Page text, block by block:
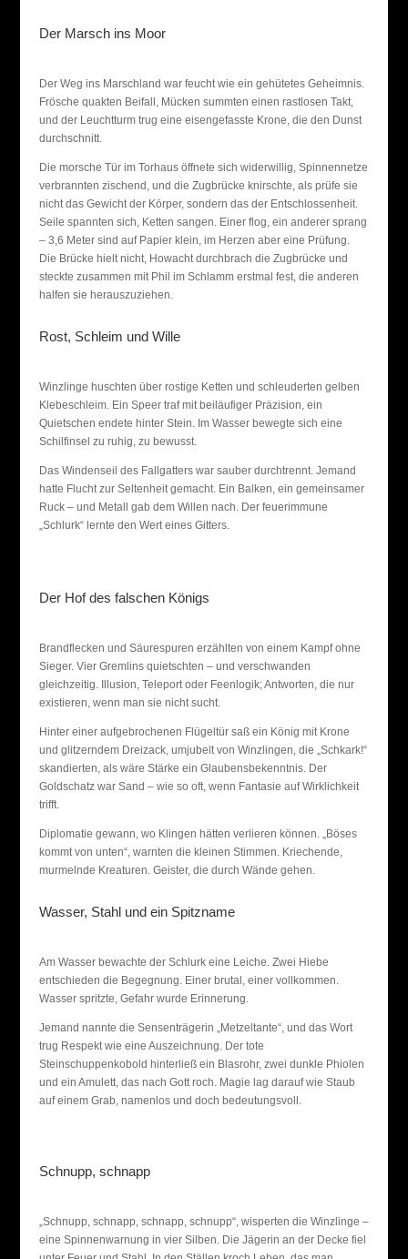
Der Marsch ins Moor
Der Weg ins Marschland war feucht wie ein gehütetes Geheimnis.
Frösche quakten Beifall, Mücken summten einen rastlosen Takt,
und der Leuchtturm trug eine eisengefasste Krone, die den Dunst
durchschnitt.
Die morsche Tür im Torhaus öffnete sich widerwillig, Spinnennetze
verbrannten zischend, und die Zugbrücke knirschte, als prüfe sie
nicht das Gewicht der Körper, sondern das der Entschlossenheit.
Seile spannten sich, Ketten sangen. Einer flog, ein anderer sprang
– 3,6 Meter sind auf Papier klein, im Herzen aber eine Prüfung.
Die Brücke hielt nicht, Howacht durchbrach die Zugbrücke und
steckte zusammen mit Phil im Schlamm erstmal fest, die anderen
halfen sie herauszuziehen.
Rost, Schleim und Wille
Winzlinge huschten über rostige Ketten und schleuderten gelben
Klebeschleim. Ein Speer traf mit beiläufiger Präzision, ein
Quietschen endete hinter Stein. Im Wasser bewegte sich eine
Schilfinsel zu ruhig, zu bewusst.
Das Windenseil des Fallgatters war sauber durchtrennt. Jemand
hatte Flucht zur Seltenheit gemacht. Ein Balken, ein gemeinsamer
Ruck – und Metall gab dem Willen nach. Der feuerimmune
„Schlurk“ lernte den Wert eines Gitters.
Der Hof des falschen Königs
Brandflecken und Säurespuren erzählten von einem Kampf ohne
Sieger. Vier Gremlins quietschten – und verschwanden
gleichzeitig. Illusion, Teleport oder Feenlogik; Antworten, die nur
existieren, wenn man sie nicht sucht.
Hinter einer aufgebrochenen Flügeltür saß ein König mit Krone
und glitzerndem Dreizack, umjubelt von Winzlingen, die „Schkark!“
skandierten, als wäre Stärke ein Glaubensbekenntnis. Der
Goldschatz war Sand – wie so oft, wenn Fantasie auf Wirklichkeit
trifft.
Diplomatie gewann, wo Klingen hätten verlieren können. „Böses
kommt von unten“, warnten die kleinen Stimmen. Kriechende,
murmelnde Kreaturen. Geister, die durch Wände gehen.
Wasser, Stahl und ein Spitzname
Am Wasser bewachte der Schlurk eine Leiche. Zwei Hiebe
entschieden die Begegnung. Einer brutal, einer vollkommen.
Wasser spritzte, Gefahr wurde Erinnerung.
Jemand nannte die Sensenträgerin „Metzeltante“, und das Wort
trug Respekt wie eine Auszeichnung. Der tote
Steinschuppenkobold hinterließ ein Blasrohr, zwei dunkle Phiolen
und ein Amulett, das nach Gott roch. Magie lag darauf wie Staub
auf einem Grab, namenlos und doch bedeutungsvoll.
Schnupp, schnapp
„Schnupp, schnapp, schnapp, schnupp“, wisperten die Winzlinge –
eine Spinnenwarnung in vier Silben. Die Jägerin an der Decke fiel